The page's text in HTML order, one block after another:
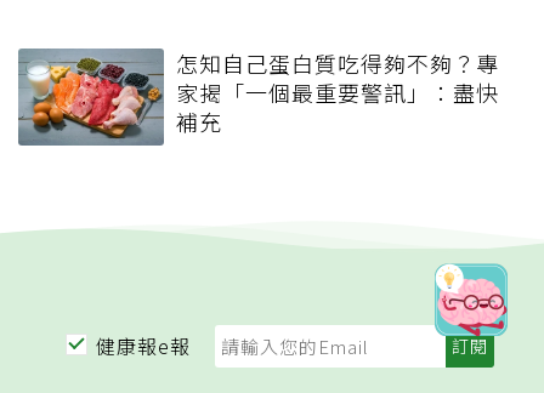
怎知自己蛋白質吃得夠不夠？專
家揭「一個最重要警訊」：盡快
補充
健康報e報